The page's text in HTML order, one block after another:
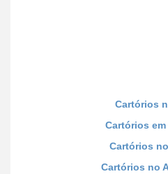
Cartórios
Cartórios em
Cartórios
Cartórios no